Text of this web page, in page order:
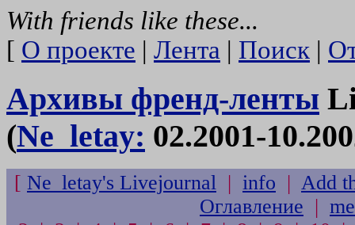
With friends like these...
[ О проекте | Лента | Поиск |
Архивы френд-ленты
(Ne_letay: 02.2001-
[ Ne_letay's Livejournal | info | Add
Оглавление |